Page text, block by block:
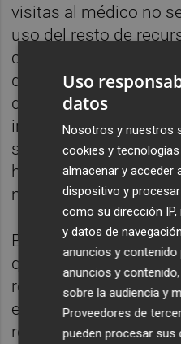
visitas al médico no
uso del resto de
controlar variables
de salud, las
de ingresos o la
investigadores no
significativas ni en el
hospitalizaciones ni
medicamentos o las
Este resultado lleva a
que una parte de las
responder a
emocionales más que
resultados no indican
Uso
datos
Nosotros y nuestros
cookies y
almacenar y acceder
dispositivo y
como su dirección
y datos de
anuncios y
anuncios y
sobre la audiencia y
Proveedores de
pueden procesar